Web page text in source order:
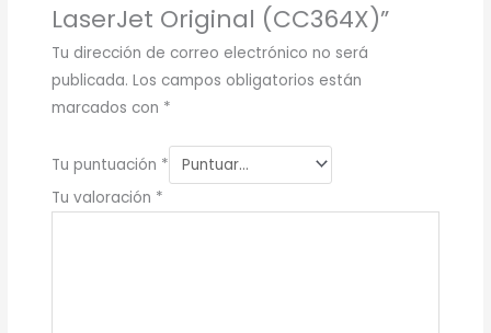
LaserJet Original (CC364X)”
Tu dirección de correo electrónico no será
publicada. Los campos obligatorios están
marcados con *
Tu puntuación *
Tu valoración *